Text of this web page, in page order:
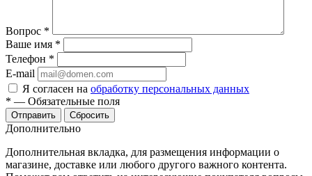
Вопрос *
Ваше имя *
Телефон *
E-mail
Я согласен на обработку персональных данных
* — Обязательные поля
Сбросить
Дополнительно
Дополнительная вкладка, для размещения информации о
магазине, доставке или любого другого важного контента.